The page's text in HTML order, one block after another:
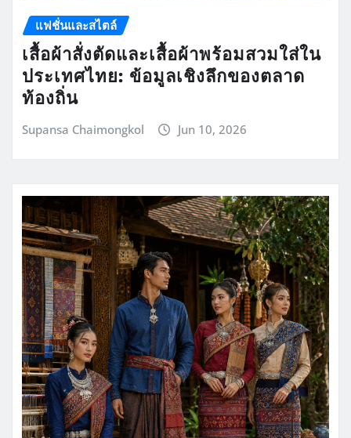
แฟชั่นและสไตล์
เสื้อผ้าสั่งตัดและเสื้อผ้าพร้อมสวมใส่ใน
ประเทศไทย: ข้อมูลเชิงลึกของตลาด
ท้องถิ่น
Supansa Chaimongkol Jun 10, 2026